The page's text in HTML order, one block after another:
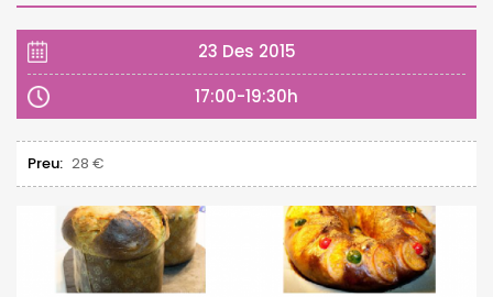
23 Des 2015
17:00-19:30h
Preu: 28 €